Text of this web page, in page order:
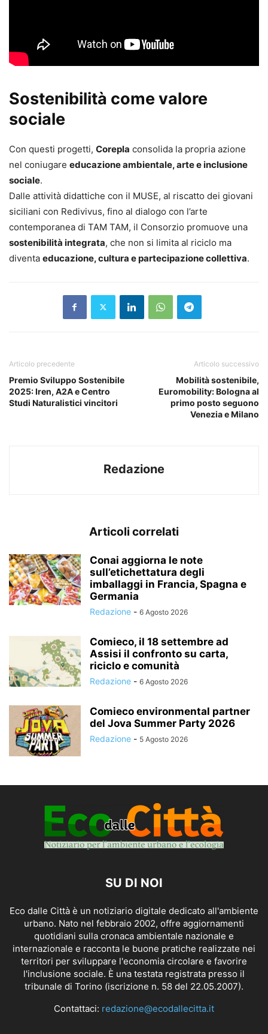
Sostenibilità come valore
sociale
Con questi progetti, Corepla consolida la propria azione
nel coniugare educazione ambientale, arte e inclusione
sociale.
Dalle attività didattiche con il MUSE, al riscatto dei giovani
siciliani con Redivivus, fino al dialogo con l’arte
contemporanea di TAM TAM, il Consorzio promuove una
sostenibilità integrata, che non si limita al riciclo ma
diventa educazione, cultura e partecipazione collettiva.
Articolo precedente
Premio Sviluppo Sostenibile
2025: Iren, A2A e Centro
Studi Naturalistici vincitori
Articolo successivo
Mobilità sostenibile,
Euromobility: Bologna al
primo posto seguono
Venezia e Milano
Redazione
Articoli correlati
Conai aggiorna le note
sull’etichettatura degli
imballaggi in Francia, Spagna e
Germania
Redazione - 6 Agosto 2026
Comieco, il 18 settembre ad
Assisi il confronto su carta,
riciclo e comunità
Redazione - 6 Agosto 2026
Comieco environmental partner
del Jova Summer Party 2026
Redazione - 5 Agosto 2026
SU DI NOI
Eco dalle Città è un notiziario digitale dedicato all'ambiente
urbano. Nato nel febbraio 2002, offre aggiornamenti
quotidiani sulla cronaca ambientale nazionale e
internazionale e racconta le buone pratiche realizzate nei
territori per sviluppare l'economia circolare e favorire
l'inclusione sociale. È una testata registrata presso il
tribunale di Torino (iscrizione n. 58 del 22.05.2007).
Contattaci: redazione@ecodallecitta.it